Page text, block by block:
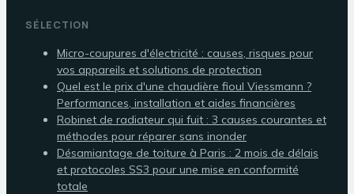
SÉLECTION
Micro-coupures d'électricité : causes, risques pour
vos appareils et solutions de protection
Quel est le prix d'une chaudière fioul Viessmann ?
Performances, installation et aides financières
Robinet de radiateur qui fuit : 3 causes courantes et
méthodes pour réparer sans inonder
Désamiantage de toiture à Paris : 2 mois de délais
et protocoles SS3 pour une mise en conformité
totale